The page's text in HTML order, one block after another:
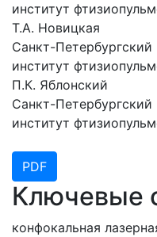
институт
Т.А. Новицкая
Санкт-Петербургский
институт
П.К. Яблонский
Санкт-Петербургский
институт
PDF
Ключевые
конфокальная